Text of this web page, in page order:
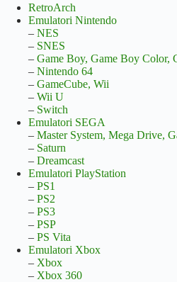
RetroArch
Emulatori Nintendo
– NES
– SNES
– Game Boy, Game Boy Color,
– Nintendo 64
– GameCube, Wii
– Wii U
– Switch
Emulatori SEGA
– Master System, Mega Drive,
– Saturn
– Dreamcast
Emulatori PlayStation
– PS1
– PS2
– PS3
– PSP
– PS Vita
Emulatori Xbox
– Xbox
– Xbox 360